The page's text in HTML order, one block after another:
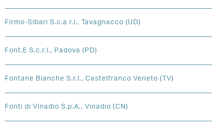
Firmo-Sibari S.c.a r.l., Tavagnacco (UD)
Font.E S.c.r.l., Padova (PD)
Fontane Bianche S.r.l., Castelfranco Veneto (TV)
Fonti di Vinadio S.p.A., Vinadio (CN)